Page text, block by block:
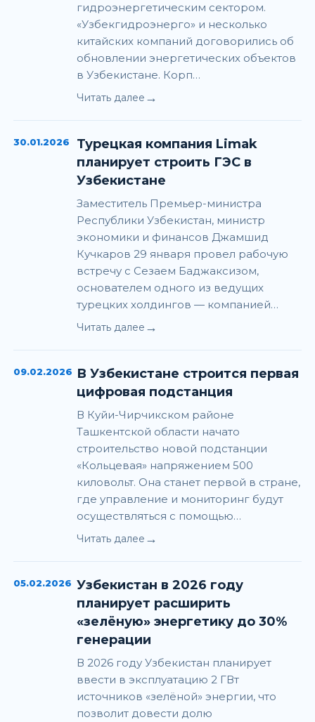
гидроэнергетическим сектором.
«Узбекгидроэнерго» и несколько
китайских компаний договорились об
обновлении энергетических объектов
в Узбекистане. Корп…
Читать далее →
30.01.2026
Турецкая компания Limak
планирует строить ГЭС в
Узбекистане
Заместитель Премьер-министра
Республики Узбекистан, министр
экономики и финансов Джамшид
Кучкаров 29 января провел рабочую
встречу с Сезаем Баджаксизом,
основателем одного из ведущих
турецких холдингов — компанией…
Читать далее →
09.02.2026 В Узбекистане строится первая
цифровая подстанция
В Куйи-Чирчикском районе
Ташкентской области начато
строительство новой подстанции
«Кольцевая» напряжением 500
киловольт. Она станет первой в стране,
где управление и мониторинг будут
осуществляться с помощью…
Читать далее →
05.02.2026 Узбекистан в 2026 году
планирует расширить
«зелёную» энергетику до 30%
генерации
В 2026 году Узбекистан планирует
ввести в эксплуатацию 2 ГВт
источников «зелёной» энергии, что
позволит довести долю